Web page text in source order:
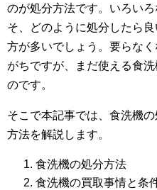
のが処分方法です。いろい
そ、どのように処分したら
方が多いでしょう。要らな
がちですが、まだ使える食
のです。
そこで本記事では、食洗機
方法を解説します。
食洗機の処分方法
食洗機の買取事情と条